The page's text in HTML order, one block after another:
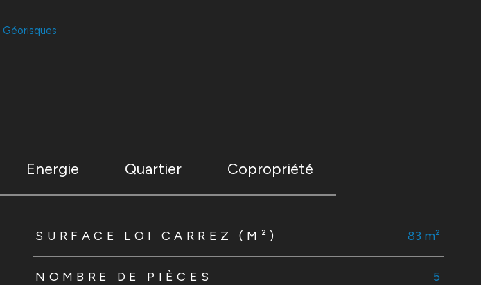
Géorisques
Energie Quartier Copropriété
SURFACE LOI CARREZ (M²) 83 m²
NOMBRE DE PIÈCES 5